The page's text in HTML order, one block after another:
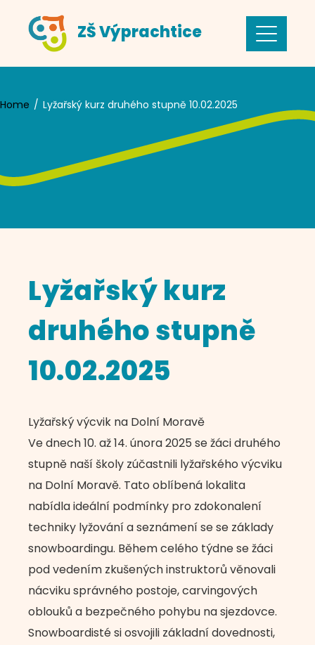
content
ZŠ Výprachtice
Home Lyžařský kurz druhého stupně 10.02.2025
Lyžařský kurz
druhého stupně
10.02.2025
Lyžařský výcvik na Dolní Moravě
Ve dnech 10. až 14. února 2025 se žáci druhého
stupně naší školy zúčastnili lyžařského výcviku
na Dolní Moravě. Tato oblíbená lokalita
nabídla ideální podmínky pro zdokonalení
techniky lyžování a seznámení se se základy
snowboardingu. Během celého týdne se žáci
pod vedením zkušených instruktorů věnovali
nácviku správného postoje, carvingových
oblouků a bezpečného pohybu na sjezdovce.
Snowboardisté si osvojili základní dovednosti,